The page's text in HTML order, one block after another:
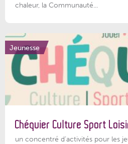
chaleur, la Communauté...
Jeunesse
Chéquier Culture Sport
un concentré d’activités pour les